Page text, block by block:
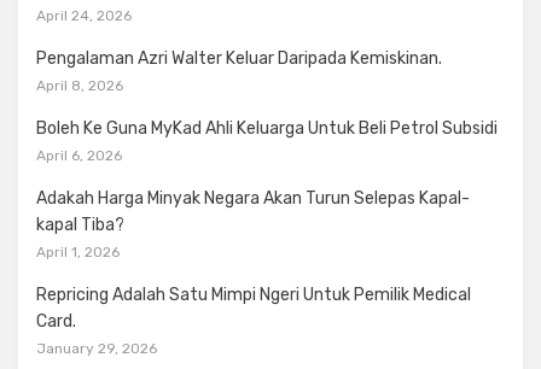
April 24, 2026
Pengalaman Azri Walter Keluar Daripada Kemiskinan.
April 8, 2026
Boleh Ke Guna MyKad Ahli Keluarga Untuk Beli Petrol Subsidi
April 6, 2026
Adakah Harga Minyak Negara Akan Turun Selepas Kapal-
kapal Tiba?
April 1, 2026
Repricing Adalah Satu Mimpi Ngeri Untuk Pemilik Medical
Card.
January 29, 2026